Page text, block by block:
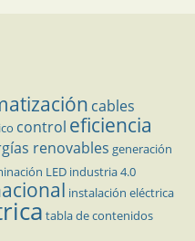
cables
control eficiencia
renovables generación
LED industria 4.0
instalación eléctrica
tabla de contenidos